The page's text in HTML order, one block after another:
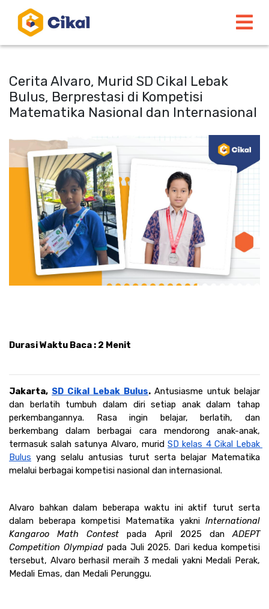
Cerita Alvaro, Murid SD Cikal Lebak
Bulus, Berprestasi di Kompetisi
Matematika Nasional dan Internasional
Durasi Waktu Baca : 2 Menit
Jakarta, SD Cikal Lebak Bulus. Antusiasme untuk belajar
dan berlatih tumbuh dalam diri setiap anak dalam tahap
perkembangannya. Rasa ingin belajar, berlatih, dan
berkembang dalam berbagai cara mendorong anak-anak,
termasuk salah satunya Alvaro, murid SD kelas 4 Cikal Lebak
Bulus yang selalu antusias turut serta belajar Matematika
melalui berbagai kompetisi nasional dan internasional.
Alvaro bahkan dalam beberapa waktu ini aktif turut serta
dalam beberapa kompetisi Matematika yakni International
Kangaroo Math Contest pada April 2025 dan ADEPT
Competition Olympiad pada Juli 2025. Dari kedua kompetisi
tersebut, Alvaro berhasil meraih 3 medali yakni Medali Perak,
Medali Emas, dan Medali Perunggu.